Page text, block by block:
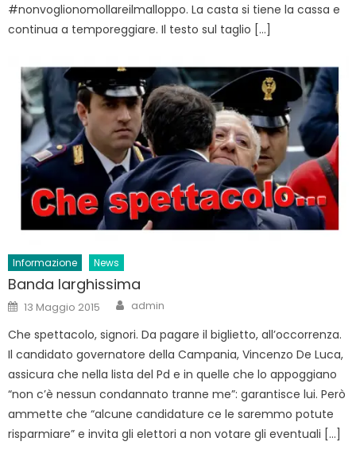
#nonvoglionomollareilmalloppo. La casta si tiene la cassa e
continua a temporeggiare. Il testo sul taglio […]
Informazione News
Banda larghissima
Posted
on
13 Maggio 2015 Author
admin
Che spettacolo, signori. Da pagare il biglietto, all’occorrenza.
Il candidato governatore della Campania, Vincenzo De Luca,
assicura che nella lista del Pd e in quelle che lo appoggiano
“non c’è nessun condannato tranne me”: garantisce lui. Però
ammette che “alcune candidature ce le saremmo potute
risparmiare” e invita gli elettori a non votare gli eventuali […]